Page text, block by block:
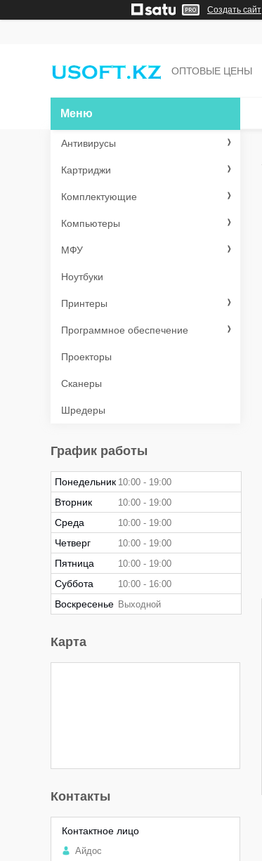
Создать сайт
ОПТОВЫЕ ЦЕНЫ
Антивирусы
Картриджи
Комплектующие
Компьютеры
МФУ
Ноутбуки
Принтеры
Программное обеспечение
Проекторы
Сканеры
Шредеры
График работы
Понедельник 10:00 19:00
Вторник 10:00 19:00
Среда 10:00 19:00
Четверг 10:00 19:00
Пятница 10:00 19:00
Суббота 10:00 16:00
Воскресенье Выходной
Карта
Контакты
Aйдоc